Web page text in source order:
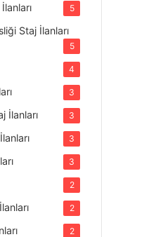
5
Staj İlanları
5
4
3
İlanları 3
3
3
2
2
2